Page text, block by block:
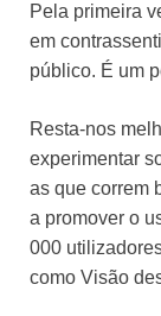
Pela primeira
em
público. É um
Resta-nos
experimentar
as que correm
a promover o
000
como Visão